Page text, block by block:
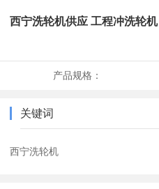
西宁洗轮机供应 工程冲洗轮机
产品规格：
关键词
西宁洗轮机